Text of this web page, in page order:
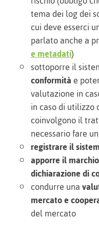
tema dei log dei
cui deve esserci
parlato anche a
e metadati)
sottoporre il
conformitàe
valutazione in
in caso di utilizzo
coinvolgono il
necessario fare
registrare il
apporre il
dichiarazione di
condurre una
mercato e
del mercato